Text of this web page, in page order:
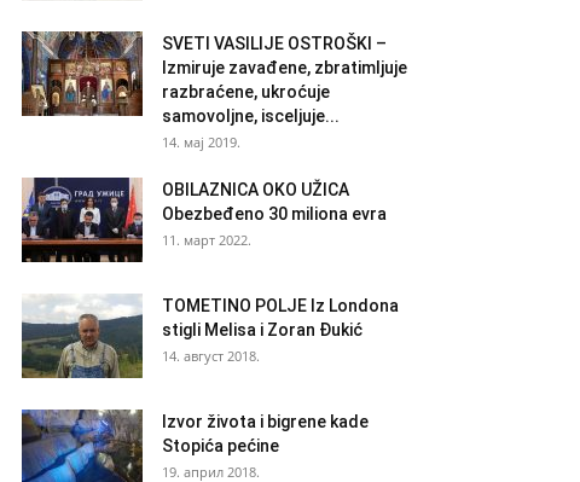
SVETI VASILIJE OSTROŠKI –
Izmiruje zavađene, zbratimljuje
razbraćene, ukroćuje
samovoljne, isceljuje...
14. мај 2019.
OBILAZNICA OKO UŽICA
Obezbeđeno 30 miliona evra
11. март 2022.
TOMETINO POLJE Iz Londona
stigli Melisa i Zoran Đukić
14. август 2018.
Izvor života i bigrene kade
Stopića pećine
19. април 2018.